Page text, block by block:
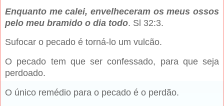
Enquanto me calei, envelheceram os meus ossos
pelo meu bramido o dia todo. Sl 32:3.
Sufocar o pecado é torná-lo um vulcão.
O pecado tem que ser confessado, para que seja
perdoado.
O único remédio para o pecado é o perdão.